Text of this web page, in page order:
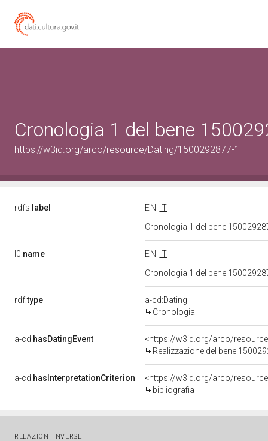
Cronologia 1 del bene
https://w3id.org/arco/resource/Dating/1500292877-1
rdfs: label EN
IT
Cronologia 1 del bene
l0:name EN
IT
Cronologia 1 del bene
rdf:type
a-cd:Dating
Cronologia
a-cd:hasDatingEvent
<https://w3id.org/arco/
Realizzazione del bene
a-cd:hasInterpretationCriterion
<https://w3id.org/arco/
bibliografia
RELAZIONI INVERSE